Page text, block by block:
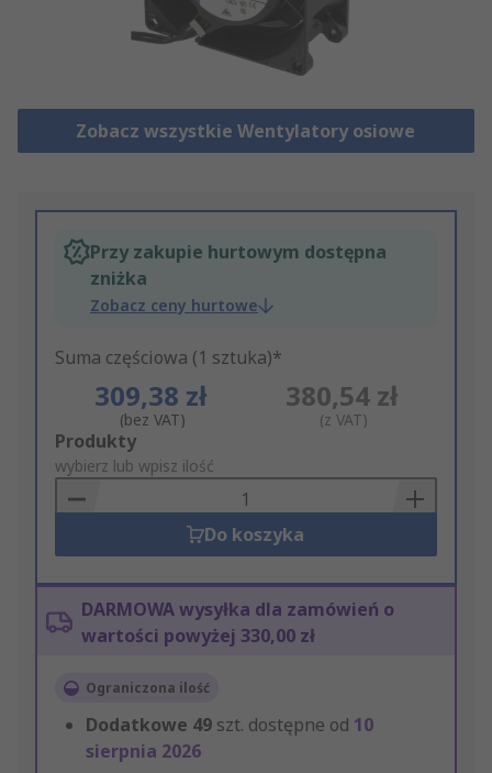
Zobacz wszystkie Wentylatory osiowe
Przy zakupie hurtowym dostępna
zniżka
Zobacz ceny hurtowe
Suma częściowa (1 sztuka)*
309,38 zł
(bez VAT)
380,54 zł
(z VAT)
Add
to
Basket
Produkty
wybierz lub wpisz ilość
Do koszyka
DARMOWA wysyłka dla zamówień o
wartości powyżej 330,00 zł
Ograniczona ilość
Dodatkowe 49 szt. dostępne od 10
sierpnia 2026